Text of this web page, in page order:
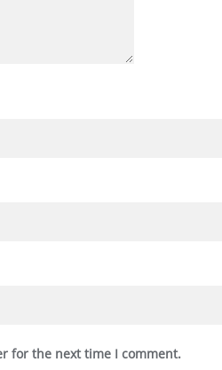
for the next time I comment.